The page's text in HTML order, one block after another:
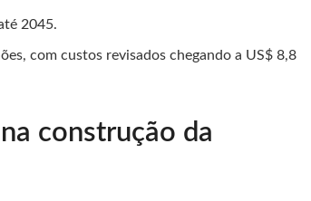
2045.
com custos revisados chegando a US$ 8,8
construção da